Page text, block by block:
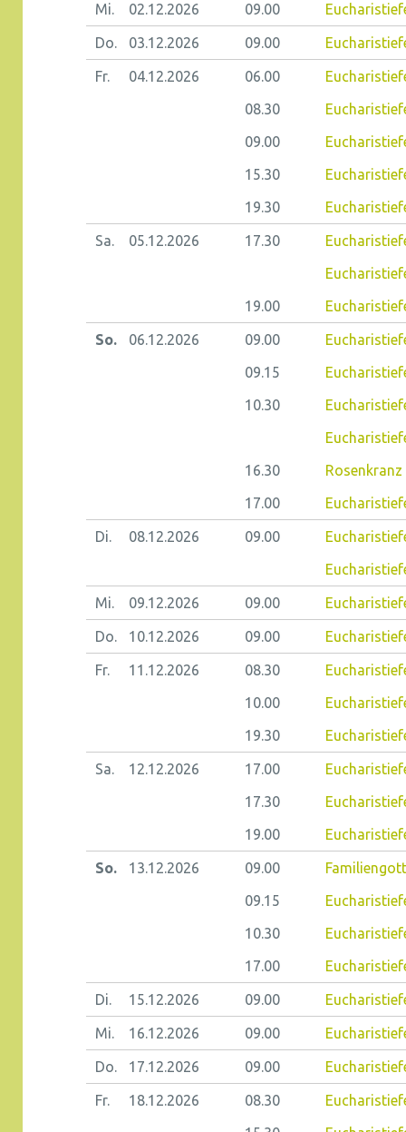
Mi. 02.12.2026 09.00
Do. 03.12.2026 09.00
Fr. 04.12.2026 06.00
08.30
09.00
15.30
19.30
Sa. 05.12.2026 17.30
19.00
So. 06.12.2026 09.00
09.15
10.30
16.30
17.00
Di. 08.12.2026 09.00
Mi. 09.12.2026 09.00
Do. 10.12.2026 09.00
Fr. 11.12.2026 08.30
10.00
19.30
Sa. 12.12.2026 17.00
17.30
19.00
So. 13.12.2026 09.00
09.15
10.30
17.00
Di. 15.12.2026 09.00
Mi. 16.12.2026 09.00
Do. 17.12.2026 09.00
Fr. 18.12.2026 08.30